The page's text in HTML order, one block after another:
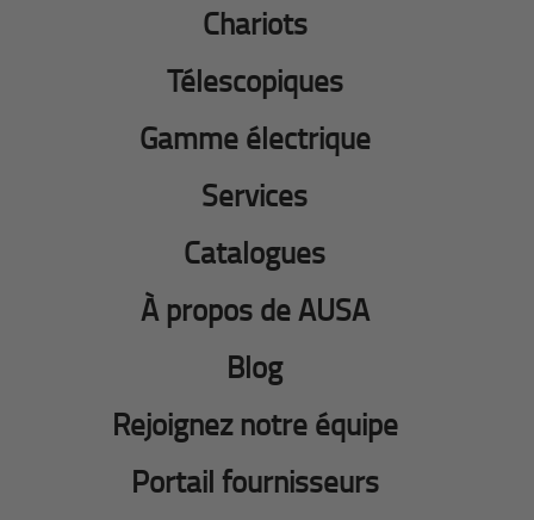
Chariots
Télescopiques
Gamme électrique
Services
Catalogues
À propos de AUSA
Blog
Rejoignez notre équipe
Portail fournisseurs